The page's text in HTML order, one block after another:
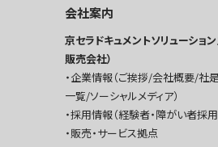
会社案内
京セラドキュメントソリューショ
販売会社）
企業情報（ご挨拶/会社概要/社
一覧/ソーシャルメディア）
採用情報（経験者・障がい者採用
販売・サービス拠点